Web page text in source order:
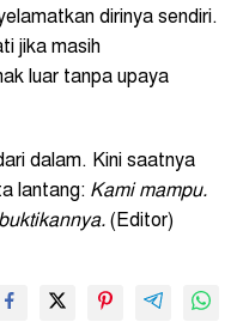
dirinya sendiri.
jika masih
luar tanpa upaya
dalam. Kini saatnya
lantang: Kami mampu.
(Editor)